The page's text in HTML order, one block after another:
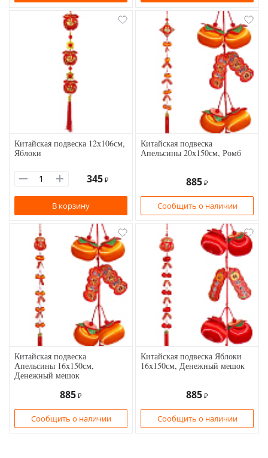
Китайская подвеска 12х106см,
Яблоки
345 ₽
В корзину
Китайская подвеска
Апельсины 20х150см, Ромб
885 ₽
Сообщить о наличии
Китайская подвеска
Апельсины 16х150см,
Денежный мешок
885 ₽
Сообщить о наличии
Китайская подвеска Яблоки
16х150см, Денежный мешок
885 ₽
Сообщить о наличии